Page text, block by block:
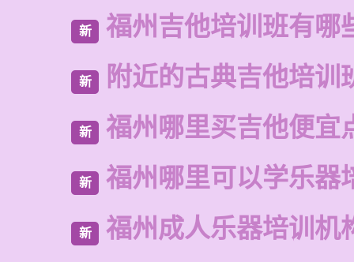
新 福州吉他培训班有哪
新 附近的古典吉他培训
新 福州哪里买吉他便宜
新 福州哪里可以学乐器
新 福州成人乐器培训机